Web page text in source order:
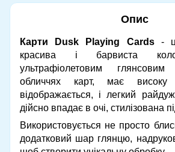
Опис
Карти Dusk Playing Cards- це
красива і барвиста
ультрафіолетовим
обличчях карт, має високу
відображається, і легкий
дійсно впадає в очі, стилізована
Використовується не просто
додатковий шар глянцю,